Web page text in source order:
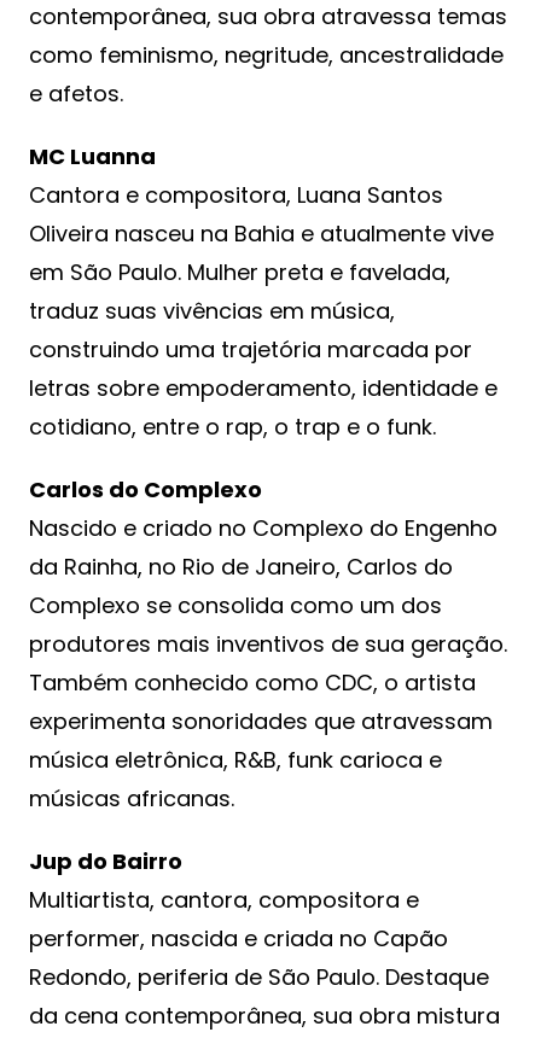
contemporânea, sua obra atravessa temas
como feminismo, negritude, ancestralidade
e afetos.
MC Luanna
Cantora e compositora, Luana Santos
Oliveira nasceu na Bahia e atualmente vive
em São Paulo. Mulher preta e favelada,
traduz suas vivências em música,
construindo uma trajetória marcada por
letras sobre empoderamento, identidade e
cotidiano, entre o rap, o trap e o funk.
Carlos do Complexo
Nascido e criado no Complexo do Engenho
da Rainha, no Rio de Janeiro, Carlos do
Complexo se consolida como um dos
produtores mais inventivos de sua geração.
Também conhecido como CDC, o artista
experimenta sonoridades que atravessam
música eletrônica, R&B, funk carioca e
músicas africanas.
Jup do Bairro
Multiartista, cantora, compositora e
performer, nascida e criada no Capão
Redondo, periferia de São Paulo. Destaque
da cena contemporânea, sua obra mistura